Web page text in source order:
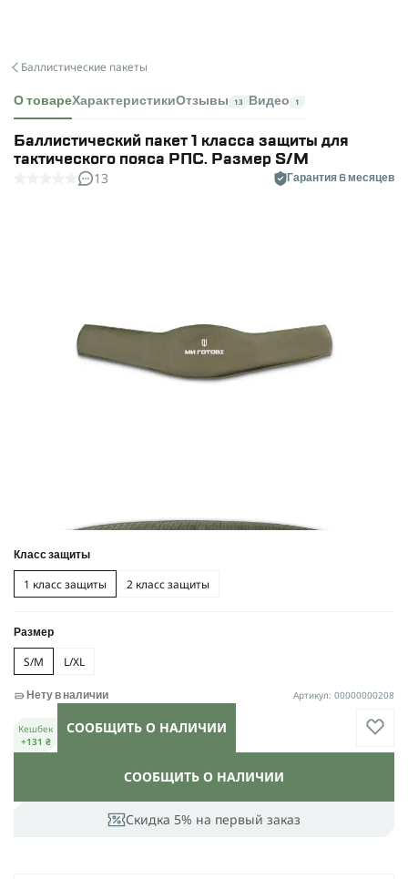
Баллистические пакеты
О товареХарактеристикиОтзывы 13 Видео 1
Баллистический пакет 1 класса защиты для
тактического пояса РПС. Размер S/M
13 Гарантия 6 месяцев
Класс защиты
1 класс защиты 2 класс защиты
Размер
S/M L/XL
Скидка 5% на первый заказ
СООБЩИТЬ О НАЛИЧИИ
Нету в наличии Артикул: 00000000208
Кешбек
+131 ₴
СООБЩИТЬ О НАЛИЧИИ